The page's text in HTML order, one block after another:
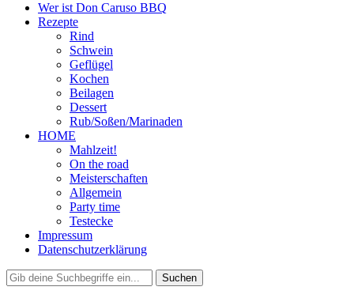
Wer ist Don Caruso BBQ
Rezepte
Rind
Schwein
Geflügel
Kochen
Beilagen
Dessert
Rub/Soßen/Marinaden
HOME
Mahlzeit!
On the road
Meisterschaften
Allgemein
Party time
Testecke
Impressum
Datenschutzerklärung